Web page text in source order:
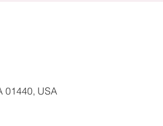
01440, USA